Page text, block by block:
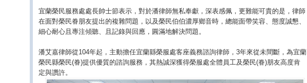
宜蘭榮民服務處處長帥士節表示，對於潘律師無私奉獻，深表感佩，更難能可貴的是，律師
在面對榮民眷朋友提出的複雜問題，以及榮民伯伯濃厚鄉音時，總能面帶笑容、態度誠懇、
細心耐心且專注傾聽、且記錄與回應，圓滿地解決問題。
潘艾嘉律師從104年起，主動擔任宜蘭縣榮服處客座義務諮詢律師，3年來從未間斷，為宜蘭
榮民縣榮民(眷)提供優質的諮詢服務，其熱誠深獲得榮服處全體員工及榮民(眷)朋友高度肯
定與讚許。